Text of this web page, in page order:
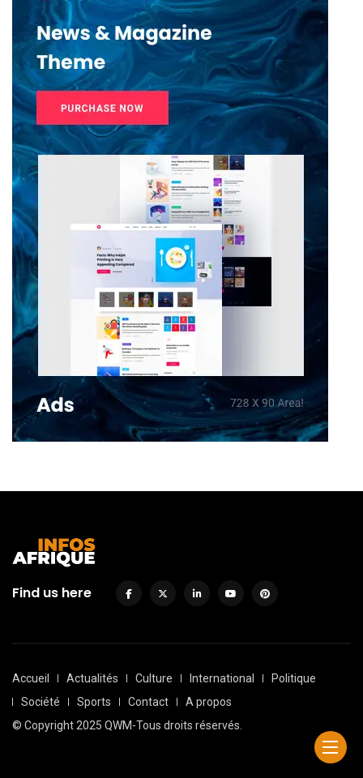
Find us here
Accueil Actualités Culture International
Politique
Société
Sports Contact
A propos
© Copyright 2025 QWM-Tous droits réservés.